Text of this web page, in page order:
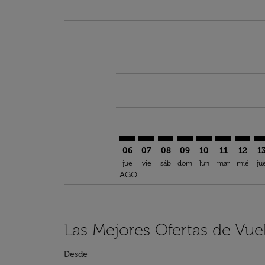
06
jue
AGO.
07
vie
08
sáb
09
dom
10
lun
11
mar
12
mié
Las Mejores Ofertas de
Desde